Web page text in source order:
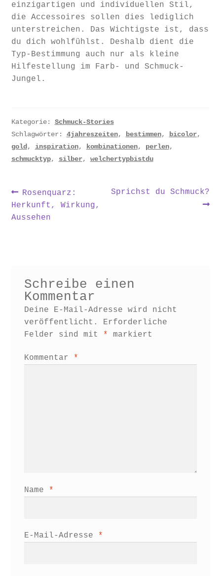
einzigartigen und individuellen Stil,
die Accessoires sollen dies lediglich
unterstreichen. Das Wichtigste ist, dass
du dich wohlfühlst. Deshalb dient die
Typ-Bestimmung auch nur als kleine
Hilfestellung im Farb- und Schmuck-
Jungel.
Kategorie: Schmuck-Stories
Schlagwörter: 4jahreszeiten, bestimmen, bicolor,
gold, inspiration, kombinationen, perlen,
schmucktyp, silber, welchertypbistdu
Beitragsnavigation
Vorheriger
Beitrag:
Rosenquarz:
Herkunft, Wirkung,
Aussehen
Nächster
Sprichst du Schmuck?
Schreibe einen
Kommentar
Deine E-Mail-Adresse wird nicht
veröffentlicht.
Erforderliche
Felder sind mit
* markiert
Kommentar *
Name *
E-Mail-Adresse *